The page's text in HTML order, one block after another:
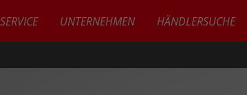
SERVICE UNTERNEHMEN HÄNDLERSUCHE